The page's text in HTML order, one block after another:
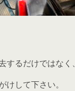
するだけではなく、
けして下さい。